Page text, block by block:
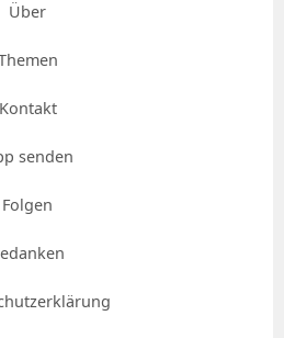
Über
Kontakt
senden
Folgen